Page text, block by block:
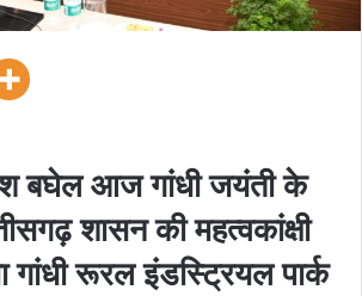
बघेल आज गांधी जयंती के
शासन की महत्वकांक्षी
गांधी रूरल इंडस्ट्रियल पार्क